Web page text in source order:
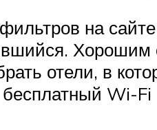
на
Хорошим
отели, в
Wi-